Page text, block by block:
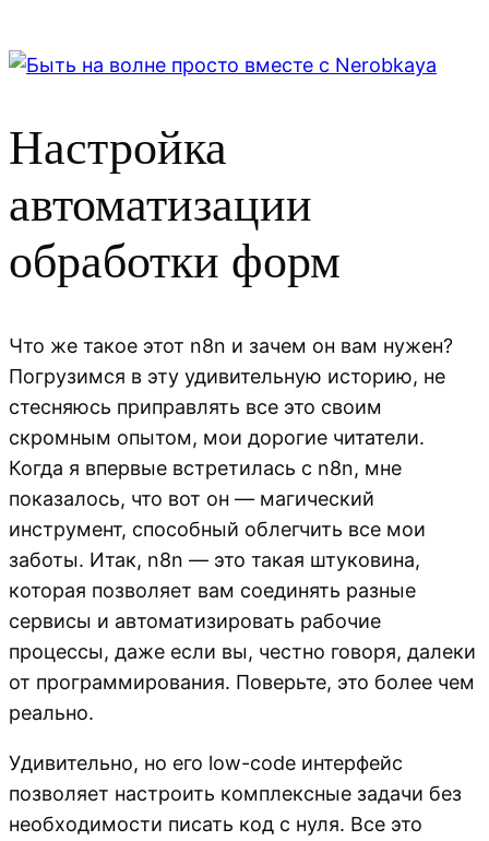
Настройка
автоматизации
обработки форм
Что же такое этот n8n и зачем он вам нужен?
Погрузимся в эту удивительную историю, не
стесняюсь приправлять все это своим
скромным опытом, мои дорогие читатели.
Когда я впервые встретилась с n8n, мне
показалось, что вот он — магический
инструмент, способный облегчить все мои
заботы. Итак, n8n — это такая штуковина,
которая позволяет вам соединять разные
сервисы и автоматизировать рабочие
процессы, даже если вы, честно говоря, далеки
от программирования. Поверьте, это более чем
реально.
Удивительно, но его low-code интерфейс
позволяет настроить комплексные задачи без
необходимости писать код с нуля. Все это